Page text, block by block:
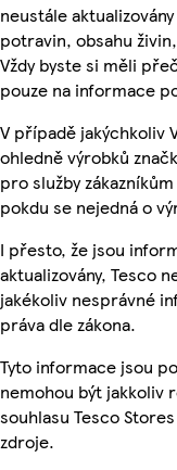
neustále
potravin, obsahu
Vždy byste si měli
pouze na informace
V případě jakýchkoliv
ohledně výrobků
pro služby
pokdu se nejedná o
I přesto, že jsou
aktualizovány, Tesco
jakékoliv nesprávné
práva dle zákona.
Tyto informace jsou
nemohou být jakkoliv
souhlasu Tesco
zdroje.